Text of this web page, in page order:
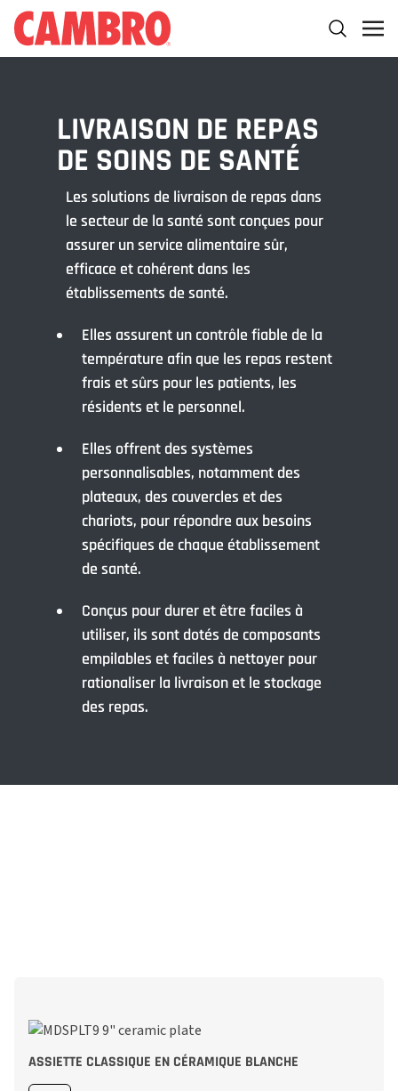
LIVRAISON DE REPAS
DE SOINS DE SANTÉ
Les solutions de livraison de repas dans
le secteur de la santé sont conçues pour
assurer un service alimentaire sûr,
efficace et cohérent dans les
établissements de santé.
Elles assurent un contrôle fiable de la
température afin que les repas restent
frais et sûrs pour les patients, les
résidents et le personnel.
Elles offrent des systèmes
personnalisables, notamment des
plateaux, des couvercles et des
chariots, pour répondre aux besoins
spécifiques de chaque établissement
de santé.
Conçus pour durer et être faciles à
utiliser, ils sont dotés de composants
empilables et faciles à nettoyer pour
rationaliser la livraison et le stockage
des repas.
ASSIETTE CLASSIQUE EN CÉRAMIQUE BLANCHE